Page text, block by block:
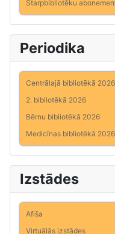
Starpbibliotēku
Periodika
Centrālajā bibliotēkā 2026
2. bibliotēkā 2026
Bērnu bibliotēkā 2026
Medicīnas bibliotēkā 2026
Izstādes
Afiša
Virtuālās izstādes